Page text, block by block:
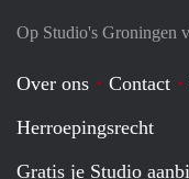
Op Studio's Groningen
Over ons Contact
Herroepingsrecht
Gratis je Studio